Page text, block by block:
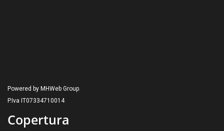
Powered by MHWeb Group.
P.Iva IT07334710014
Copertura